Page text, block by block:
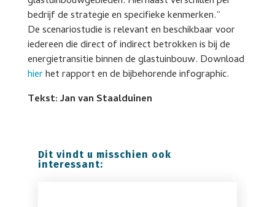
bedrijf de strategie en specifieke kenmerken.”
De scenariostudie is relevant en beschikbaar voor
iedereen die direct of indirect betrokken is bij de
energietransitie binnen de glastuinbouw. Download
hierhet rapport en de bijbehorende infographic.
Tekst: Jan van Staalduinen
Dit vindt u misschien ook
interessant: